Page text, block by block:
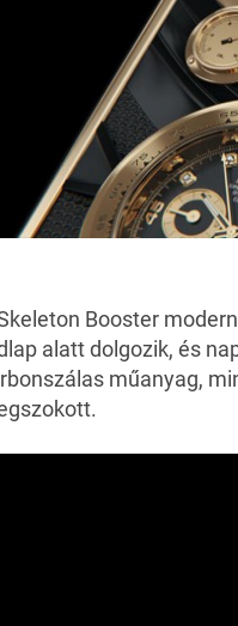
Booster
alatt dolgozik, és
műanyag,